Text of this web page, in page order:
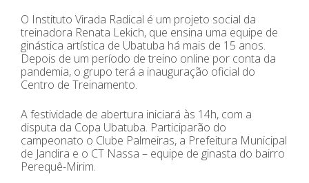
O Instituto Virada Radical é um projeto social da
treinadora Renata Lekich, que ensina uma equipe de
ginástica artística de Ubatuba há mais de 15 anos.
Depois de um período de treino online por conta da
pandemia, o grupo terá a inauguração oficial do
Centro de Treinamento.
A festividade de abertura iniciará às 14h, com a
disputa da Copa Ubatuba. Participarão do
campeonato o Clube Palmeiras, a Prefeitura Municipal
de Jandira e o CT Nassa – equipe de ginasta do bairro
Perequê-Mirim.